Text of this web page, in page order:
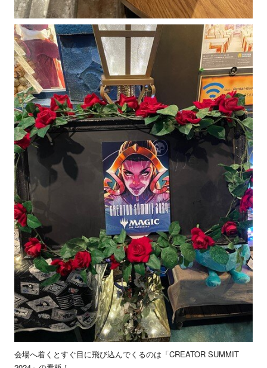
会場へ着くとすぐ目に飛び込んでくるのは「CREATOR SUMMIT